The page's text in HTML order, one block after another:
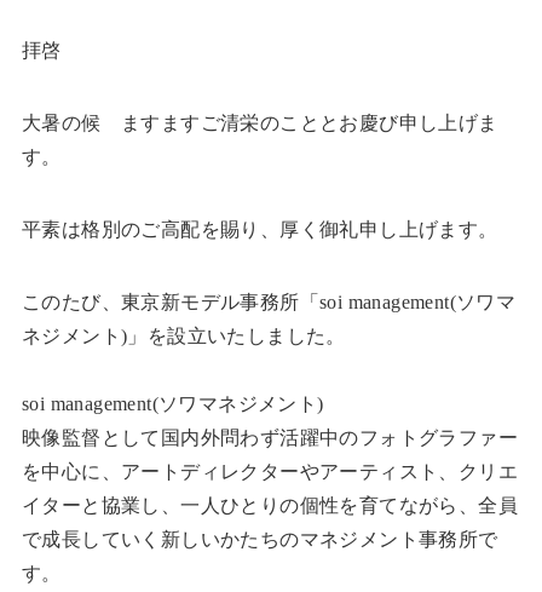
拝啓
大暑の候 ますますご清栄のこととお慶び申し上げま
す。
平素は格別のご高配を賜り、厚く御礼申し上げます。
このたび、東京新モデル事務所「soi management(ソワマ
ネジメント)」を設立いたしました。
soi management(ソワマネジメント)
映像監督として国内外問わず活躍中のフォトグラファー
を中心に、アートディレクターやアーティスト、クリエ
イターと協業し、一人ひとりの個性を育てながら、全員
で成長していく新しいかたちのマネジメント事務所で
す。